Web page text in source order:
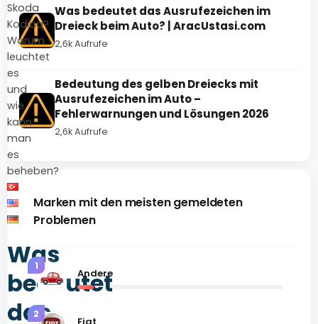
Skoda
Kodiaq?
Warum
leuchtet
es
und
wie
kann
man
es
beheben?
Was
bedeutet
das
Was bedeutet das Ausrufezeichen im
Dreieck beim Auto? | AracUstasi.com
2,6k Aufrufe
Bedeutung des gelben Dreiecks mit
Ausrufezeichen im Auto –
Fehlerwarnungen und Lösungen 2026
2,6k Aufrufe
Marken mit den meisten gemeldeten
Problemen
1
Andere
2